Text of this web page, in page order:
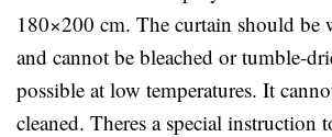
180×200 cm. The curtain should be
and cannot be bleached or tumble-
possible at low temperatures. It
cleaned. Theres a special instruction